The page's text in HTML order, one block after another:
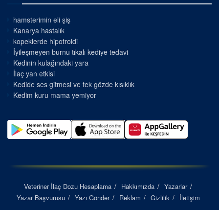
hamsterimin eli şiş
Kanarya hastalık
kopeklerde hipotroidi
İyileşmeyen burnu tıkalı kediye tedavi
Kedinin kulağındaki yara
İlaç yan etkisi
Kedide ses gitmesi ve tek gözde kısıklık
Kedim kuru mama yemiyor
Veteriner İlaç Dozu Hesaplama Hakkımızda
Yazarlar
Yazar Başvurusu
Yazı Gönder Reklam Gizlilik İletişim